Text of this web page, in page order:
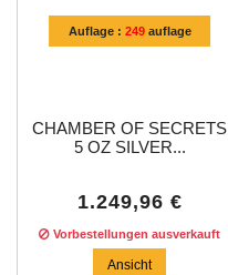
Auflage : 249auflage
CHAMBER OF SECRETS
5 OZ SILVER...
1.249,96 €
Vorbestellungen ausverkauft
Ansicht